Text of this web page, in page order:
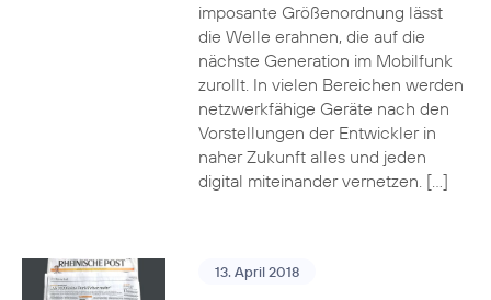
imposante Größenordnung lässt
die Welle erahnen, die auf die
nächste Generation im Mobilfunk
zurollt. In vielen Bereichen werden
netzwerkfähige Geräte nach den
Vorstellungen der Entwickler in
naher Zukunft alles und jeden
digital miteinander vernetzen. […]
13. April 2018